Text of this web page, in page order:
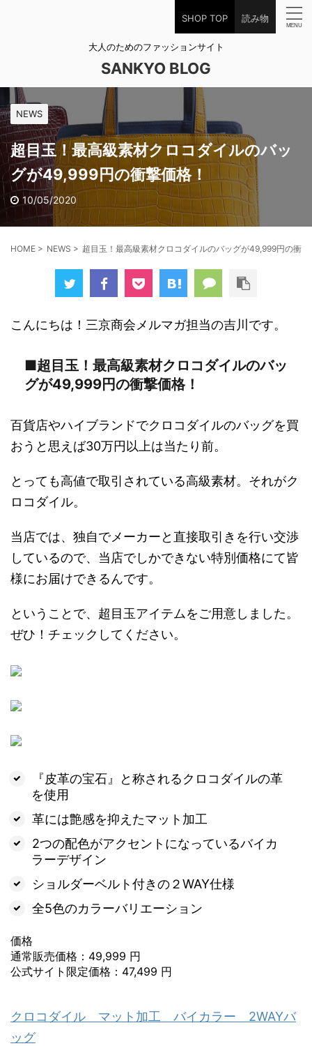
SHOP TOP 読み物
大人のためのファッションサイト
SANKYO BLOG
NEWS
超目玉！最高級素材クロコダイルのバッ
グが49,999円の衝撃価格！
10/05/2020
HOME > NEWS > 超目玉！最高級素材クロコダイルのバッグが49,999円の衝撃
こんにちは！三京商会メルマガ担当の吉川です。
■超目玉！最高級素材クロコダイルのバッ
グが49,999円の衝撃価格！
百貨店やハイブランドでクロコダイルのバッグを買
おうと思えば30万円以上は当たり前。
とっても高値で取引されている高級素材。それがク
ロコダイル。
当店では、独自でメーカーと直接取引きを行い交渉
しているので、当店でしかできない特別価格にて皆
様にお届けできるんです。
ということで、超目玉アイテムをご用意しました。
ぜひ！チェックしてください。
『皮革の宝石』と称されるクロコダイルの革
を使用
革には艶感を抑えたマット加工
2つの配色がアクセントになっているバイカ
ラーデザイン
ショルダーベルト付きの２WAY仕様
全5色のカラーバリエーション
価格
通常販売価格：49,999 円
公式サイト限定価格：47,499 円
クロコダイル マット加工 バイカラー 2WAYバ
ッグ